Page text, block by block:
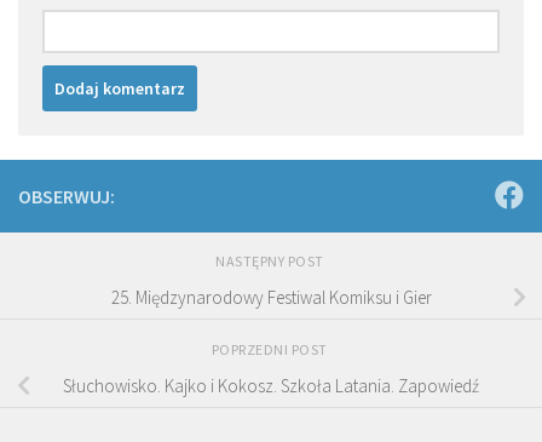
OBSERWUJ:
NASTĘPNY POST
25. Międzynarodowy Festiwal Komiksu i Gier
POPRZEDNI POST
Słuchowisko. Kajko i Kokosz. Szkoła Latania. Zapowiedź